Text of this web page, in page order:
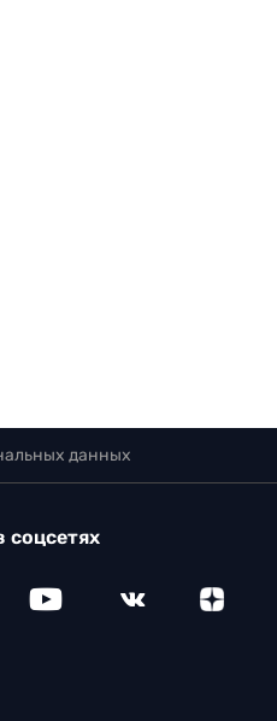
данных
соцсетях